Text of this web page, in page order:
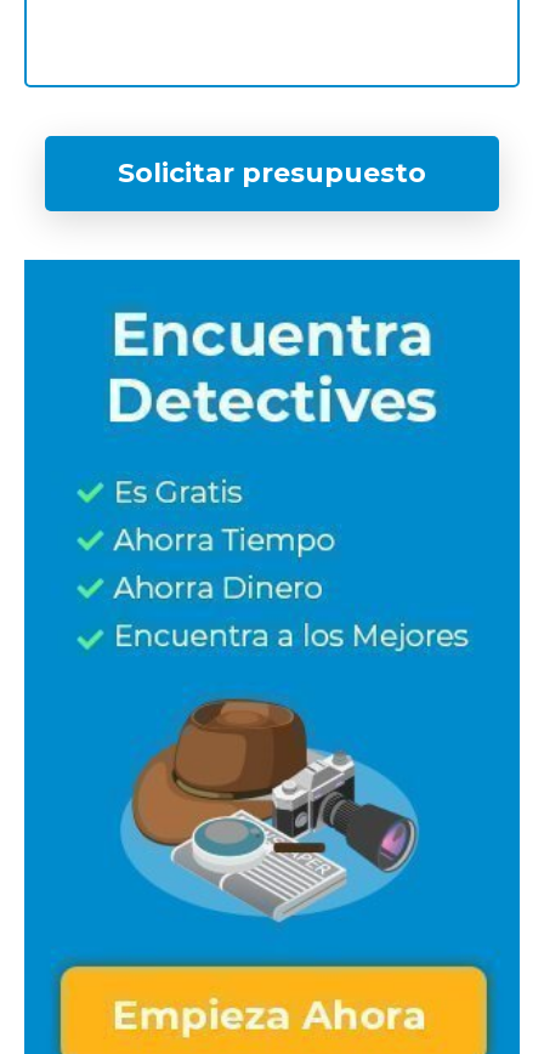
Solicitar presupuesto
¿Qué tipo de caso quieres investigar?